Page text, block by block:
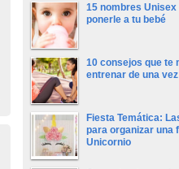
15 nombres Unisex
ponerle a tu bebé
10 consejos que te
entrenar de una
Fiesta Temática:
para organizar una
Unicornio